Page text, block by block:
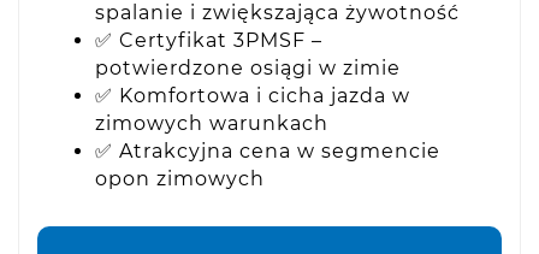
spalanie i zwiększająca żywotność
✅ Certyfikat 3PMSF –
potwierdzone osiągi w zimie
✅ Komfortowa i cicha jazda w
zimowych warunkach
✅ Atrakcyjna cena w segmencie
opon zimowych